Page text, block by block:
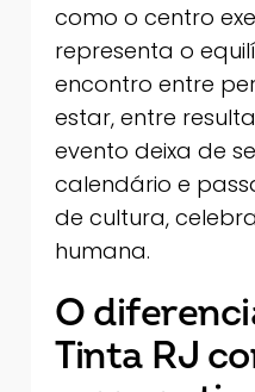
como o centro
representa o
encontro entre
estar, entre
evento deixa de
calendário e
de cultura,
humana.
O
Tinta RJ